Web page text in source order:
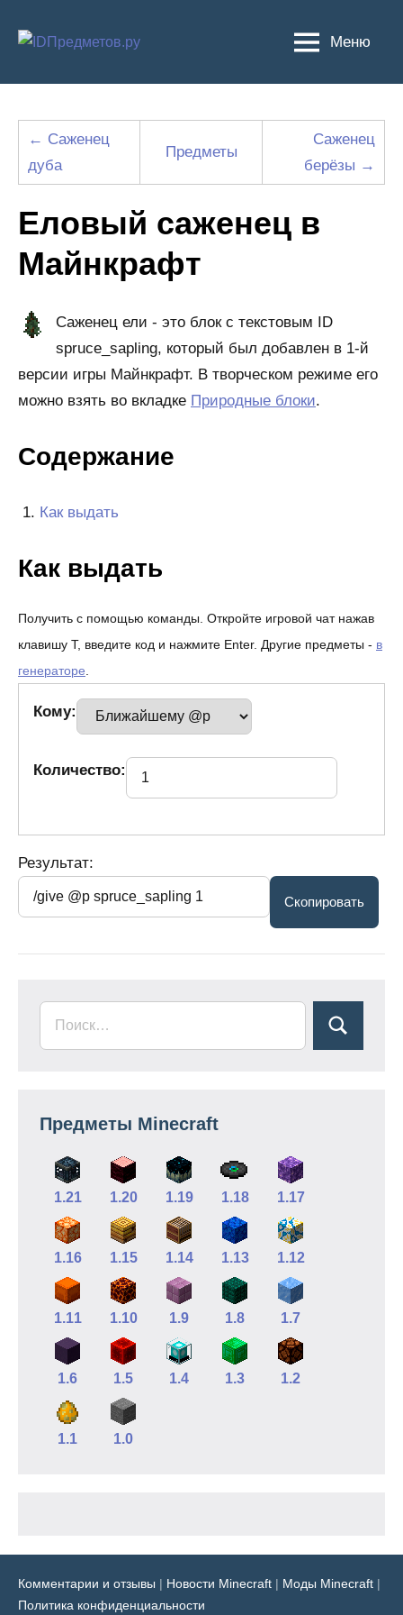
Меню
← Саженец
дуба
Предметы
Саженец
берёзы →
Еловый саженец в
Майнкрафт
Саженец ели - это блок с текстовым ID
spruce_sapling, который был добавлен в 1-й
версии игры Майнкрафт. В творческом режиме его
можно взять во вкладке Природные блоки.
Содержание
Как выдать
Как выдать
Получить с помощью команды. Откройте игровой чат нажав
клавишу T, введите код и нажмите Enter. Другие предметы - в
генераторе.
Кому:
Количество:
Результат:
Предметы Minecraft
1.21 1.20 1.19 1.18 1.17
1.16 1.15 1.14 1.13 1.12
1.11 1.10 1.9 1.8 1.7
1.6 1.5 1.4 1.3 1.2
1.1 1.0
Комментарии и отзывы | Новости Minecraft | Моды Minecraft |
Политика конфиденциальности